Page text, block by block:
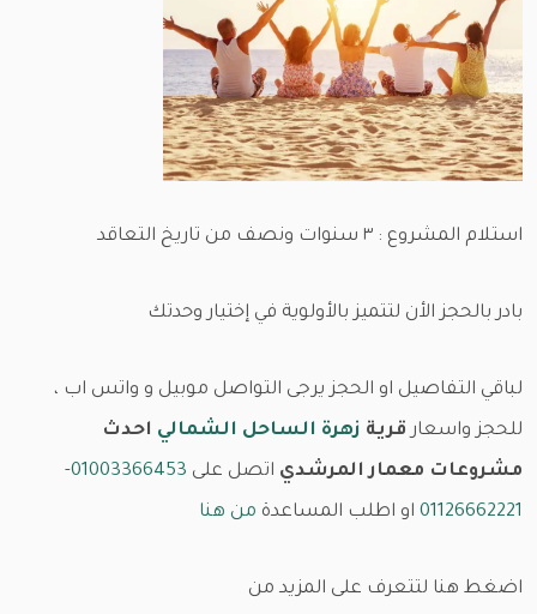
استلام المشروع : ٣ سنوات ونصف من تاريخ التعاقد
بادر بالحجز الأن لتتميز بالأولوية في إختيار وحدتك
لباقي التفاصيل او الحجز يرجى التواصل موبيل و واتس اب ،
للحجز واسعار قرية زهرة الساحل الشمالي احدث
مشروعات معمار المرشدي اتصل على 01003366453
-
01126662221 او اطلب المساعدة من هنا
اضغط هنا لتتعرف على المزيد من